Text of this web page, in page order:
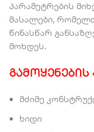
პარამეტრების
მასალები,
წინასწარ
მოხდეს.
მძიმე
ხიდი